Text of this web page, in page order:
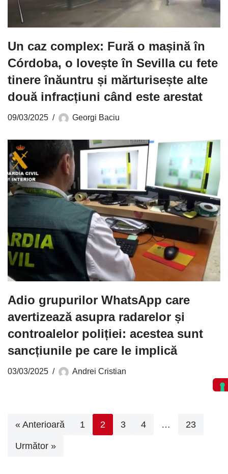
Un caz complex: Fură o mașină în
Córdoba, o lovește în Sevilla cu fete
tinere înăuntru și mărturisește alte
două infracțiuni când este arestat
09/03/2025 Georgi Baciu
Adio grupurilor WhatsApp care
avertizează asupra radarelor și
controalelor poliției: acestea sunt
sancțiunile pe care le implică
03/03/2025 Andrei Cristian
« Anterioară 1 2 3 4 … 23
Următor »